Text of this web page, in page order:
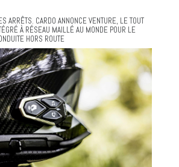
ARRÊTS. CARDO ANNONCE VENTURE, LE TOUT
À RÉSEAU MAILLÉ AU MONDE POUR LE
HORS ROUTE